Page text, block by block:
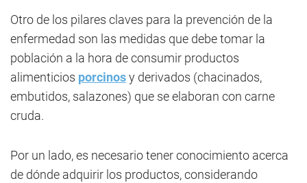
Otro de los pilares claves para la prevención de la
enfermedad son las medidas que debe tomar la
población a la hora de consumir productos
alimenticios porcinosy derivados (chacinados,
embutidos, salazones) que se elaboran con carne
cruda.
Por un lado, es necesario tener conocimiento acerca
de dónde adquirir los productos, considerando